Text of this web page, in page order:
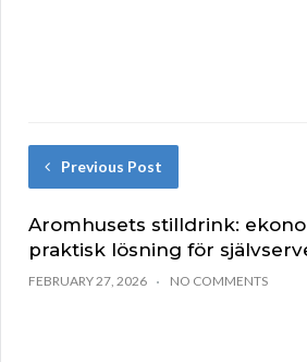
Previous Post
Aromhusets stilldrink:
praktisk lösning för
FEBRUARY 27, 2026 NO COMMENTS